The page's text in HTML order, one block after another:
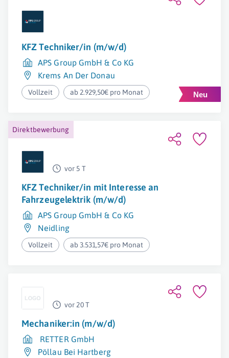
KFZ Techniker/in (m/w/d)
APS Group GmbH & Co KG
Krems An Der Donau
Vollzeit ab 2.929,50€ pro Monat
Direktbewerbung
vor 5 T
KFZ Techniker/in mit Interesse an
Fahrzeugelektrik (m/w/d)
APS Group GmbH & Co KG
Neidling
Vollzeit ab 3.531,57€ pro Monat
vor 20 T
Mechaniker:in (m/w/d)
RETTER GmbH
Pöllau Bei Hartberg